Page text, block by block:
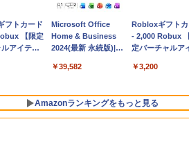
保護
ンチ パソコ
Dell NEC
Lenovo
Apple 2026
MacBook Air M5チ
ップ搭載13インチノ
Apple Intelligence、
Retinaディスプレ
イ、16GBユニファイ
ドメモリ、1TB SSD
￥261,414
【
定】 HP ノート
コン 15-fd 15.6
512GB SSD イン
￥129,800
フトカード
【限定
アイテム
ード】 ロ
版
Microsoft Office
Home & Business
2024(最新 永続版)|オ
版|Windows11、
￥39,582
Robloxギフトカ
- 2,000 Robux
定バーチャルア
インゲームコー
ラインコード版
￥3,200
Amazonランキングをもっと見る